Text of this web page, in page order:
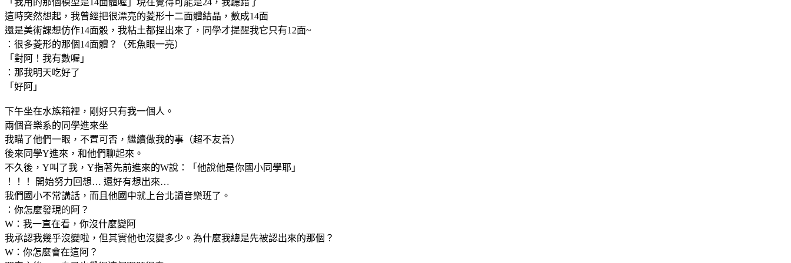
「我用的那個模型是14面體喔」現在覺得可能是24，我聽錯了
這時突然想起，我曾經把很漂亮的菱形十二面體結晶，數成14面
還是美術課想仿作14面骰，我粘土都捏出來了，同學才提醒我它只有12面~
：很多菱形的那個14面體？（死魚眼一亮）
「對阿！我有數喔」
：那我明天吃好了
「好阿」
下午坐在水族箱裡，剛好只有我一個人。
兩個音樂系的同學進來坐
我瞄了他們一眼，不置可否，繼續做我的事（超不友善）
後來同學Y進來，和他們聊起來。
不久後，Y叫了我，Y指著先前進來的W說：「他說他是你國小同學耶」
！！！ 開始努力回想… 還好有想出來…
我們國小不常講話，而且他國中就上台北讀音樂班了。
：你怎麼發現的阿？
W：我一直在看，你沒什麼變阿
我承認我幾乎沒變啦，但其實他也沒變多少。為什麼我總是先被認出來的那個？
W：你怎麼會在這阿？